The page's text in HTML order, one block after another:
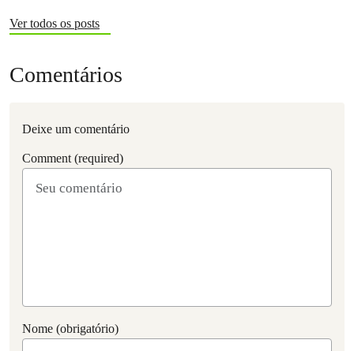
Ver todos os posts
Comentários
Deixe um comentário
Comment (required)
Nome (obrigatório)